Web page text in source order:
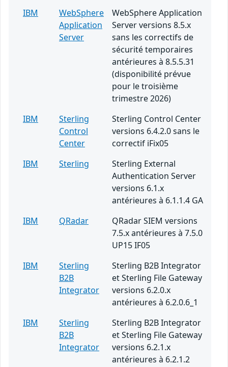
IBM
WebSphere
Application
Server
WebSphere Application
Server versions 8.5.x
sans les correctifs de
sécurité temporaires
antérieures à 8.5.5.31
(disponibilité prévue
pour le troisième
trimestre 2026)
IBM
Sterling
Control
Center
Sterling Control Center
versions 6.4.2.0 sans le
correctif iFix05
IBM
Sterling
Sterling External
Authentication Server
versions 6.1.x
antérieures à 6.1.1.4 GA
IBM
QRadar
QRadar SIEM versions
7.5.x antérieures à 7.5.0
UP15 IF05
IBM
Sterling
B2B
Integrator
Sterling B2B Integrator
et Sterling File Gateway
versions 6.2.0.x
antérieures à 6.2.0.6_1
IBM
Sterling
B2B
Integrator
Sterling B2B Integrator
et Sterling File Gateway
versions 6.2.1.x
antérieures à 6.2.1.2